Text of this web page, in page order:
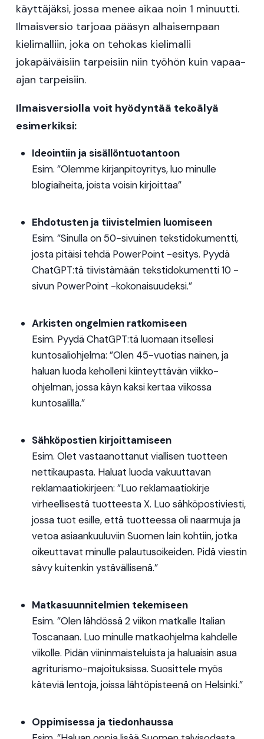
käyttäjäksi, jossa menee aikaa noin 1 minuutti.
Ilmaisversio tarjoaa pääsyn alhaisempaan
kielimalliin, joka on tehokas kielimalli
jokapäiväisiin tarpeisiin niin työhön kuin vapaa-
ajan tarpeisiin.
Ilmaisversiolla voit hyödyntää tekoälyä
esimerkiksi:
Ideointiin ja sisällöntuotantoon
Esim. ”Olemme kirjanpitoyritys, luo minulle
blogiaiheita, joista voisin kirjoittaa”
Ehdotusten ja tiivistelmien luomiseen
Esim. ”Sinulla on 50-sivuinen tekstidokumentti,
josta pitäisi tehdä PowerPoint -esitys. Pyydä
ChatGPT:tä tiivistämään tekstidokumentti 10 -
sivun PowerPoint -kokonaisuudeksi.”
Arkisten ongelmien ratkomiseen
Esim. Pyydä ChatGPT:tä luomaan itsellesi
kuntosaliohjelma: ”Olen 45-vuotias nainen, ja
haluan luoda keholleni kiinteyttävän viikko-
ohjelman, jossa käyn kaksi kertaa viikossa
kuntosalilla.”
Sähköpostien kirjoittamiseen
Esim. Olet vastaanottanut viallisen tuotteen
nettikaupasta. Haluat luoda vakuuttavan
reklamaatiokirjeen: ”Luo reklamaatiokirje
virheellisestä tuotteesta X. Luo sähköpostiviesti,
jossa tuot esille, että tuotteessa oli naarmuja ja
vetoa asiaankuuluviin Suomen lain kohtiin, jotka
oikeuttavat minulle palautusoikeiden. Pidä viestin
sävy kuitenkin ystävällisenä.”
Matkasuunnitelmien tekemiseen
Esim. ”Olen lähdössä 2 viikon matkalle Italian
Toscanaan. Luo minulle matkaohjelma kahdelle
viikolle. Pidän viininmaisteluista ja haluaisin asua
agriturismo-majoituksissa. Suosittele myös
käteviä lentoja, joissa lähtöpisteenä on Helsinki.”
Oppimisessa ja tiedonhaussa